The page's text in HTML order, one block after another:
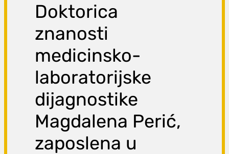
Doktorica
znanosti
medicinsko-
laboratorijske
dijagnostike
Magdalena Perić,
zaposlena u